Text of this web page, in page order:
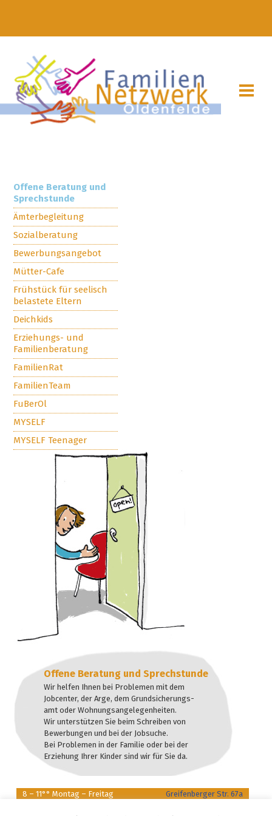
Offene Beratung und
Sprechstunde
Ämterbegleitung
Sozialberatung
Bewerbungsangebot
Mütter-Cafe
Frühstück für seelisch
belastete Eltern
Deichkids
Erziehungs- und
Familienberatung
FamilienRat
FamilienTeam
FuBerOl
MYSELF
MYSELF Teenager
Offene Beratung und Sprechstunde
Wir helfen Ihnen bei Problemen mit dem
Jobcenter, der Arge, dem Grundsicherungs-
amt oder Wohnungsangelegenheiten.
Wir unterstützen Sie beim Schreiben von
Bewerbungen und bei der Jobsuche.
Bei Problemen in der Familie oder bei der
Erziehung Ihrer Kinder sind wir für Sie da.
Greifenberger Str. 67a
8 – 11°° Montag – Freitag